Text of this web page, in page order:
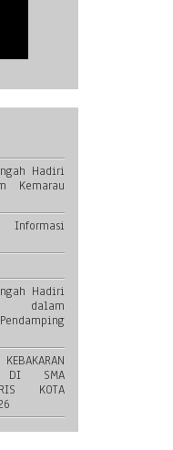
Hadiri
Kemarau
Hadiri
dalam
DI SMA
KOTA